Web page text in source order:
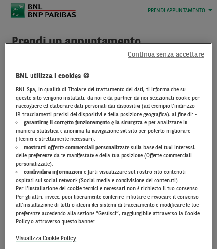
PRENDI APPUNTAMENTO
Prendi un appuntamento
BNL?Seleziona il link
procedi dopo il
riconoscimento.
Non sei cliente
BNL?Clicca
su“Prosegui”,inserisci i
tuoi datie fissa l’incontro.
Cliccando “Prosegui” dichiaro di aver preso visione
Informativa Privacy
BNL utilizza i cookies 🍪
BNL Spa, in qualità di Titolare del trattamento dei dati, ti informa che su
questo sito vengono installati, da noi e da partner da noi selezionati cookie per
raccogliere ed elaborare dati personali dai dispositivi (ad esempio l’indirizzo
IP, tracciamenti precisi dei dispositivi e della posizione geografica), al fine di: -
garantirne il corretto funzionamento e la sicurezzae per analizzare in
maniera statistica e anonima la navigazione sul sito per poterlo migliorare
(Tecnici e strettamente necessari);
mostrarti offerte commerciali personalizzatesulla base dei tuoi interessi,
delle preferenze da te manifestate e della tua posizione (Offerte commerciali
personalizzate);
condividere informazionie farti visualizzare sul nostro sito contenuti
ospitati sui social network (Social media e condivisione dei contenuti).
Per l’installazione dei cookie tecnici e necessari non è richiesto il tuo consenso.
Per gli altri, invece, puoi liberamente conferire, rifiutare e revocare il consenso
all’installazione di tutti o alcuni dei sistemi di tracciamento e modificare le tue
preferenze accedendo alla sezione “Gestisci”, raggiungibile attraverso la Cookie
Policy o attraverso questo banner.
Visualizza Cookie Policy
Continua senza accettare